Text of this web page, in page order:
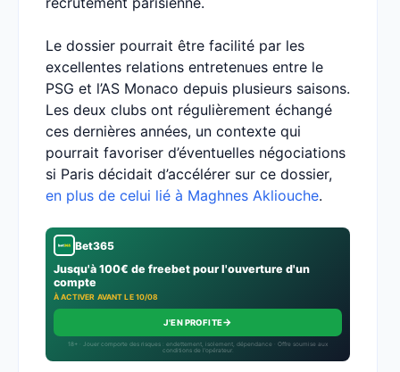
Le dossier pourrait être facilité par les
excellentes relations entretenues entre le
PSG et l’AS Monaco depuis plusieurs saisons.
Les deux clubs ont régulièrement échangé
ces dernières années, un contexte qui
pourrait favoriser d’éventuelles négociations
si Paris décidait d’accélérer sur ce dossier,
en plus de celui lié à Maghnes Akliouche.
Bet365
Jusqu'à 100€ de freebet pour l'ouverture d'un
compte
À ACTIVER AVANT LE 10/08
J'EN PROFITE→
18+ · Jouer comporte des risques : endettement, isolement, dépendance · Offre soumise aux
conditions de l’opérateur.